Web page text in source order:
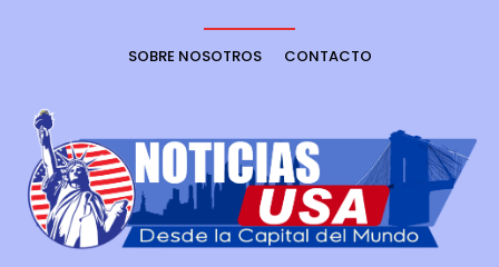
SOBRE NOSOTROS CONTACTO